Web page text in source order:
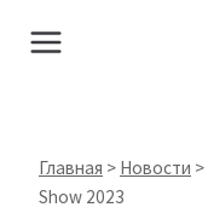
Главная > Новости >
Show 2023